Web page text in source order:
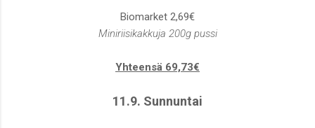
Biomarket 2,69€
Miniriisikakkuja 200g pussi
Yhteensä 69,73€
11.9. Sunnuntai